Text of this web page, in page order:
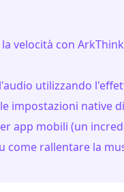
velocità con
utilizzando
impostazioni native
app mobili (un
come rallentare la